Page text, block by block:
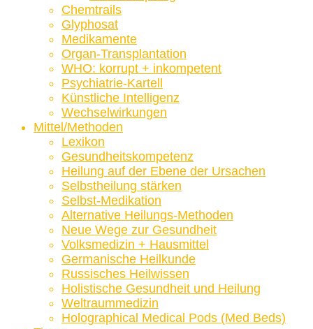
Chemtrails
Glyphosat
Medikamente
Organ-Transplantation
WHO: korrupt + inkompetent
Psychiatrie-Kartell
Künstliche Intelligenz
Wechselwirkungen
Mittel/Methoden
Lexikon
Gesundheitskompetenz
Heilung auf der Ebene der Ursachen
Selbstheilung stärken
Selbst-Medikation
Alternative Heilungs-Methoden
Neue Wege zur Gesundheit
Volksmedizin + Hausmittel
Germanische Heilkunde
Russisches Heilwissen
Holistische Gesundheit und Heilung
Weltraummedizin
Holographical Medical Pods (Med Beds)